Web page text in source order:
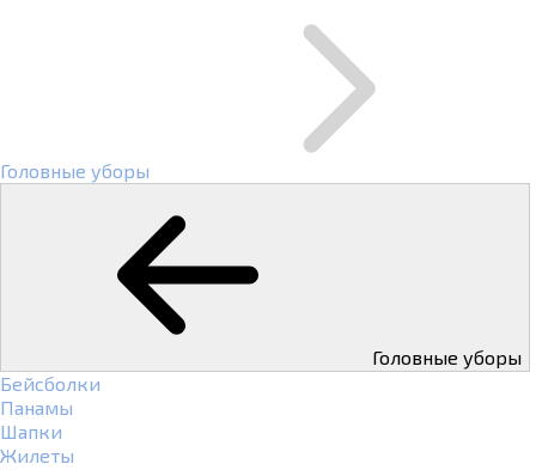
Головные уборы
Головные уборы
Бейсболки
Панамы
Шапки
Жилеты